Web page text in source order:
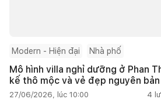
Modern - Hiện đại Nhà phố
Mô hình villa nghỉ dưỡng ở Phan
kế thô mộc và vẻ đẹp nguyên bản
27/06/2026, lúc 10:00 4